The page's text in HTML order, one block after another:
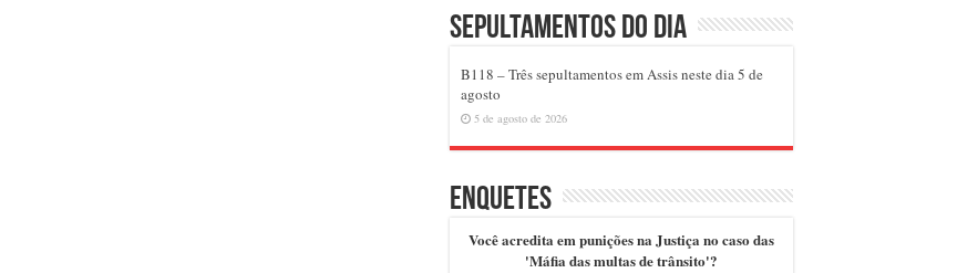
Sepultamentos do dia
B118 – Três sepultamentos em Assis neste dia 5 de
agosto
5 de agosto de 2026
Enquetes
Você acredita em punições na Justiça no caso das
'Máfia das multas de trânsito'?